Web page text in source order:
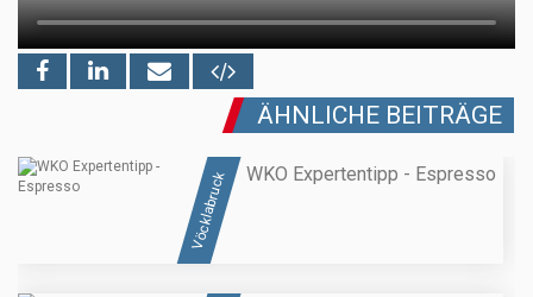
ÄHNLICHE BEITRÄGE
Vöcklabruck WKO Expertentipp - Espresso